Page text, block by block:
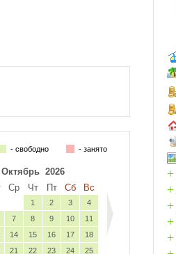
- свободно - занято
Октябрь 2026
Ср Чт Пт Сб Вс
1 2 3
4
7 8 9 10
11
14 15 16 17
18
21 22 23 24
25
+
+
+
+
+